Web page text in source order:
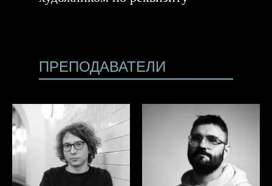
ПРЕПОДАВАТЕЛИ